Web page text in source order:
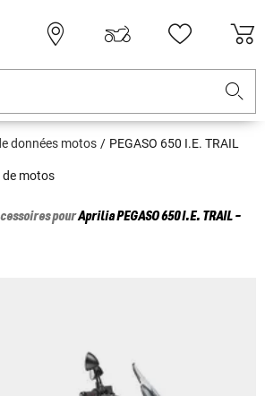
données motos PEGASO 650 I.E. TRAIL
de motos
pourApriliaPEGASO 650 I.E. TRAIL -